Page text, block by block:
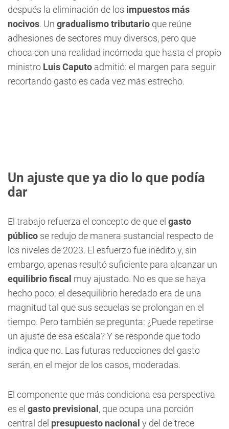
después la eliminación de los impuestos más
nocivos. Un gradualismo tributario que reúne
adhesiones de sectores muy diversos, pero que
choca con una realidad incómoda que hasta el propio
ministro Luis Caputo admitió: el margen para seguir
recortando gasto es cada vez más estrecho.
Un ajuste que ya dio lo que podía
dar
El trabajo refuerza el concepto de que el gasto
público se redujo de manera sustancial respecto de
los niveles de 2023. El esfuerzo fue inédito y, sin
embargo, apenas resultó suficiente para alcanzar un
equilibrio fiscal muy ajustado. No es que se haya
hecho poco: el desequilibrio heredado era de una
magnitud tal que sus secuelas se prolongan en el
tiempo. Pero también se pregunta: ¿Puede repetirse
un ajuste de esa escala? Y se responde que todo
indica que no. Las futuras reducciones del gasto
serán, en el mejor de los casos, moderadas.
El componente que más condiciona esa perspectiva
es el gasto previsional, que ocupa una porción
central del presupuesto nacional y del de trece